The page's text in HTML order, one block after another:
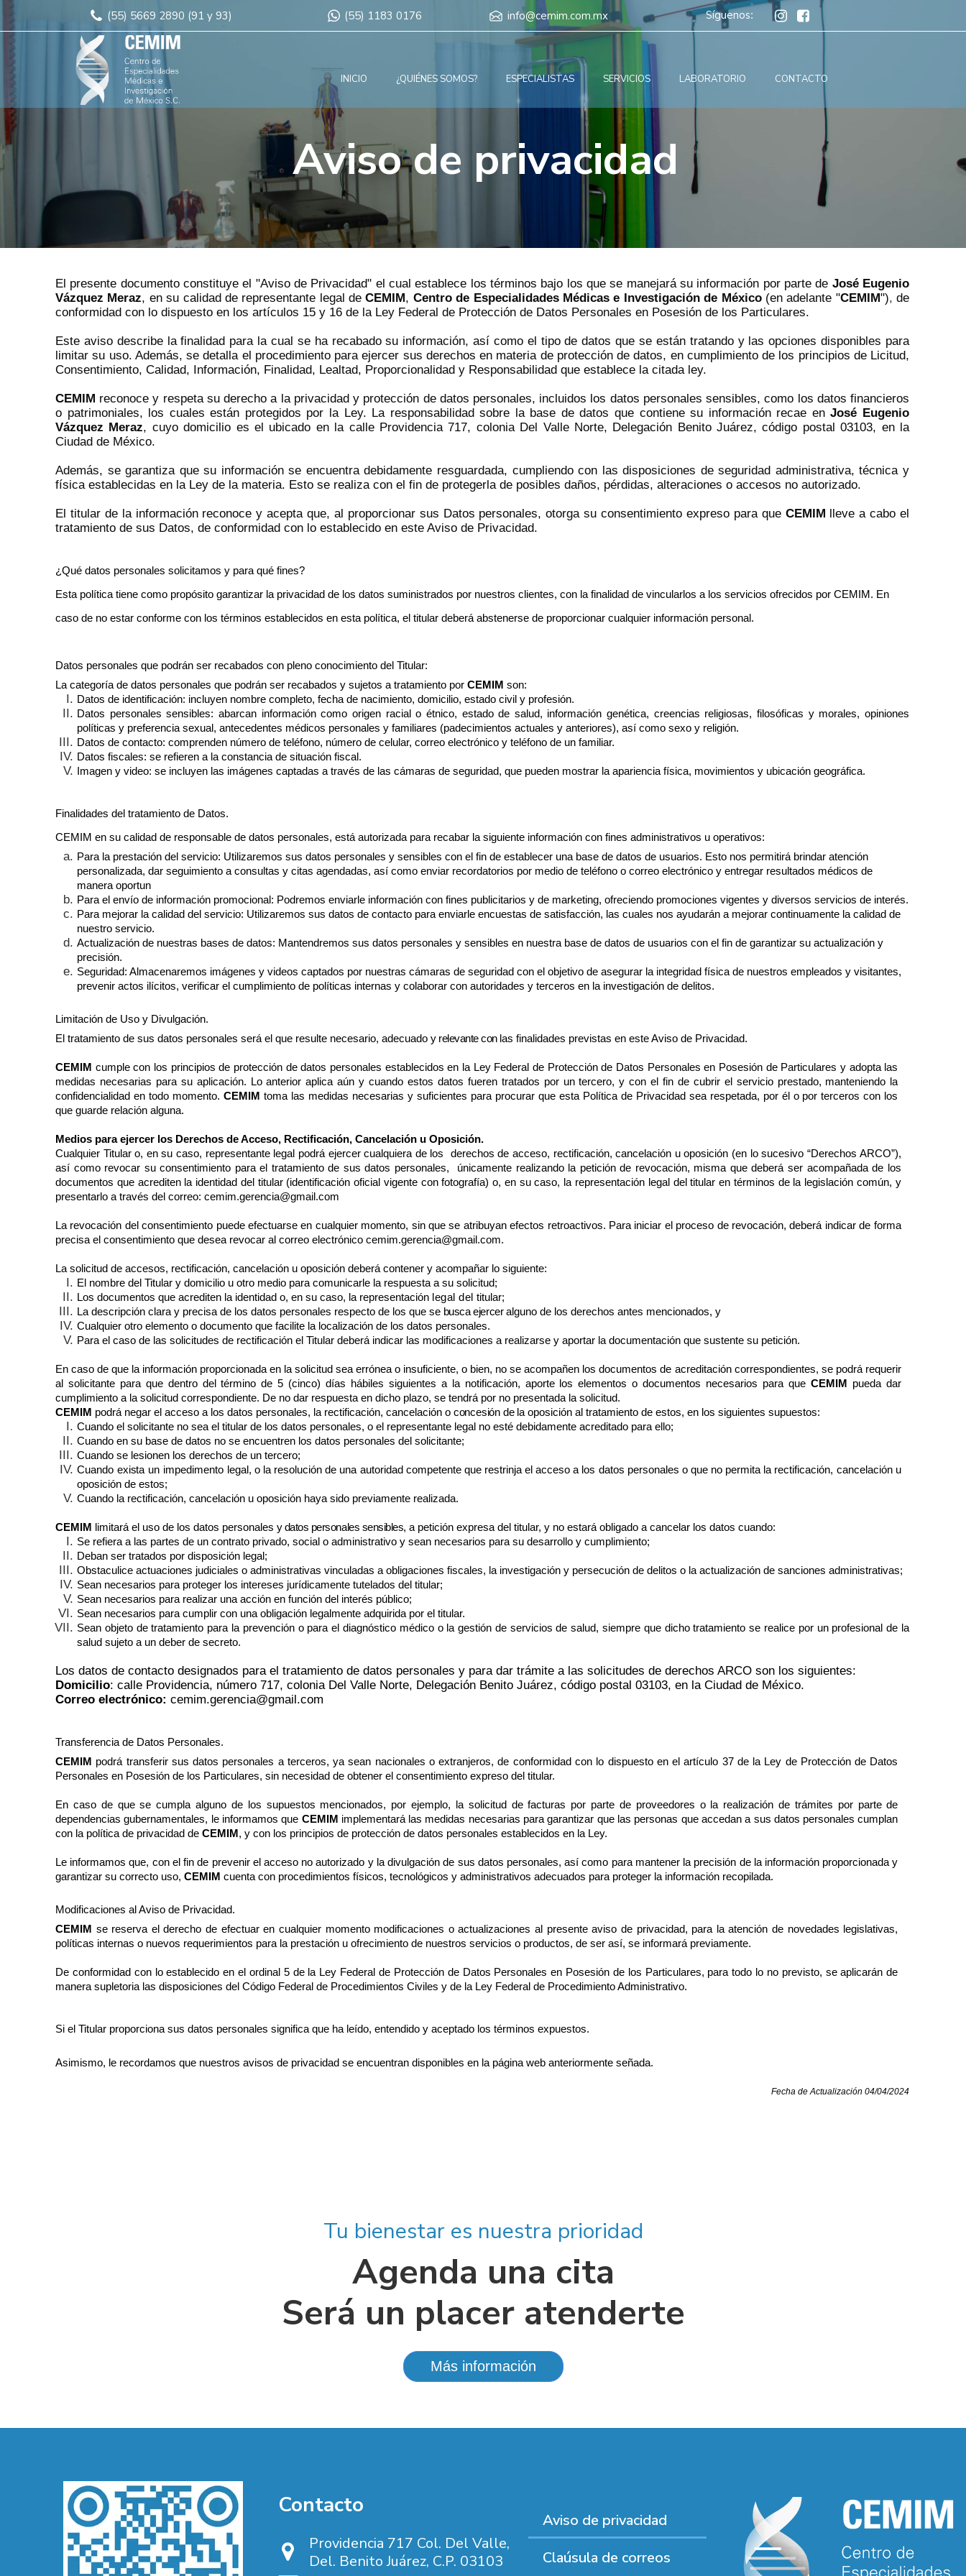
(55) 5669 2890 (91 y 93) (55) 1183 0176 info@cemim.com.mx Síguenos:
INICIO ¿QUIÉNES SOMOS? ESPECIALISTAS SERVICIOS LABORATORIO CONTACTO
Tu bienestar es nuestra prioridad
Más información
Aviso de privacidad
Aviso de privacidad
Claúsula de correos
Providencia 717 Col. Del Valle,
Del. Benito Juárez, C.P. 03103
Contacto
Agenda una cita
Será un placer atenderte
El presente documento constituye el "Aviso de Privacidad" el cual establece los términos bajo los que se manejará su información por parte de José Eugenio
Vázquez Meraz, en su calidad de representante legal deCEMIM, Centro de Especialidades Médicas e Investigación de México (en adelante "CEMIM"),de
conformidad con lo dispuesto en los artículos 15 y 16 de la Ley Federal de Protección de Datos Personales en Posesión de los Particulares.
Este aviso describe la finalidad para la cual se ha recabado su información, así como el tipo de datos que se están tratando y las opciones disponibles para
limitar su uso. Además, se detalla el procedimiento para ejercer sus derechos en materia de protección de datos, en cumplimiento de los principios de Licitud,
Consentimiento, Calidad, Información, Finalidad, Lealtad, Proporcionalidad y Responsabilidad que establece la citada ley.
CEMIM reconoce y respeta su derecho a la privacidad y protección de datos personales, incluidos los datos personales sensibles, como los datos financieros
o patrimoniales, los cuales están protegidos por la Ley. La responsabilidad sobre la base de datos que contiene su información recae enJosé Eugenio
Vázquez Meraz, cuyo domicilio es el ubicado en la calle Providencia 717, colonia Del Valle Norte, Delegación Benito Juárez, código postal 03103, en la
Ciudad de México.
Además, se garantiza que su información se encuentra debidamente resguardada, cumpliendo con las disposiciones de seguridad administrativa, técnica y
física establecidas en la Ley de la materia. Esto se realiza con el fin de protegerla de posibles daños, pérdidas, alteraciones o accesos no autorizado.
El titular de la información reconoce y acepta que, al proporcionar sus Datos personales, otorga su consentimiento expreso para que CEMIM lleve a cabo el
tratamiento de sus Datos, de conformidad con lo establecido en este Aviso de Privacidad.
¿Qué datos personales solicitamos y para qué fines?
Esta política tiene como propósito garantizar la privacidad de los datos suministrados por nuestros clientes, con la finalidad de vincularlos a los servicios ofrecidos por CEMIM . En
caso de no estar conforme con los términos establecidos en esta política, el titular deberá abstenerse de proporcionar cualquier información personal.
Datos personales que podrán ser recabados con pleno conocimiento del Titular:
La categoría de datos personales que podrán ser recabados y sujetos a tratamiento por CEMIM son:
Datos de identificación: incluyen nombre completo, fecha de nacimiento, domicilio, estado civil y profesión.
Datos personales sensibles: abarcan información como origen racial o étnico, estado de salud, información genética, creencias religiosas, filosóficas y morales, opiniones
políticas y preferencia sexual, antecedentes médicos personales y familiares (padecimientos actuales y anteriores), así como sexo y religión.
Datos de contacto: comprenden número de teléfono, número de celular, correo electrónico y teléfono de un familiar.
Datos fiscales: se refieren a la constancia de situación fiscal.
Imagen y video: se incluyen las imágenes captadas a través de las cámaras de seguridad, que pueden mostrar la apariencia física, movimientos y ubicación geográfica.
Finalidades del tratamiento de Datos.
CEMIM en su calidad de responsable de datos personales, está autorizada para recabar la siguiente información con fines administrativos u operativos:
Para la prestación del servicio: Utilizaremos sus datos personales y sensibles con el fin de establecer una base de datos de usuarios. Esto nos permitirá brindar atención
personalizada, dar seguimiento a consultas y citas agendadas, así como enviar recordatorios por medio de teléfono o correo electrónico y entregar resultados médicos de
manera oportun
Para el envío de información promocional : Podremos enviarle información con fines publicitarios y de marketing, ofreciendo promociones vigentes y diversos servicios de interés.
Para mejorar la calidad del servicio: Utilizaremos sus datos de contacto para enviarle encuestas de satisfacción, las cuales nos ayudarán a mejorar continuamente la calidad de
nuestro servicio.
Actualización de nuestras bases de datos: Mantendremos sus datos personales y sensibles en nuestra base de datos de usuarios con el fin de garantizar su actualización y
precisión.
Seguridad: Almacenaremos imágenes y videos captados por nuestras cámaras de seguridad con el objetivo de asegurar la integridad física de nuestros empleados y visitantes,
prevenir actos ilícitos, verificar el cumplimiento de políticas internas y colaborar con autoridades y terceros en la investigación de delitos.
Limitación de Uso y Divulgación.
El tratamiento de sus datos personales será el que resulte necesario, adecuado y relevante con las finalidades previstas en este Aviso de Privacidad.
CEMIM cumple con los principios de protección de datos personales establecidos en la Ley Federal de Protección de Datos Personales en Posesión de Particulares y adopta las
medidas necesarias para su aplicación. Lo anterior aplica aún y cuando estos datos fueren tratados por un tercero, y con el fin de cubrir el servicio prestado, manteniendo la
confidencialidad en todo momento. CEMIM toma las medidas necesarias y suficientes para procurar que esta Política de Privacidad sea respetada, por él o por terceros con los
que guarde relación alguna.
Medios para ejercer los Derechos de Acceso, Rectificación, Cancelación u Oposición.
Cualquier Titular o, en su caso, representante legal podrá ejercer cualquiera de los derechos de acceso, rectificación, cancelación u oposición (en lo sucesivo “Derechos ARCO”),
así como revocar su consentimiento para el tratamiento de sus datos personales, únicamente realizando la petición de revocación, misma que deberá ser acompañada de los
documentos que acrediten la identidad del titular (identificación oficial vigente con fotografía) o, en su caso, la representación legal del titular en términos de la legislación común, y
presentarlo a través del correo: cemim.gerencia@gmail.com
La revocación del consentimiento puede efectuarse en cualquier momento, sin que se atribuyan efectos retroactivos. Para iniciar el proceso de revocación, deberá indicar de forma
precisa el consentimiento que desea revocar al correo electrónico cemim.gerencia@gmail.com.
La solicitud de accesos, rectificación, cancelación u oposición deberá contener y acompañar lo siguiente:
El nombre del Titular y domicilio u otro medio para comunicarle la respuesta a su solicitud;
Los documentos que acrediten la identidad o, en su caso, la representación legal del titular;
La descripción clara y precisa de los datos personales respecto de los que se busca ejerceralguno de los derechos antes mencionados, y
Cualquier otro elemento o documento que facilite la localización de los datos personales.
Para el caso de las solicitudes de rectificación el Titular deberá indicar las modificaciones a realizarse y aportar la documentación que sustente su petición.
En caso de que la información proporcionada en la solicitud sea errónea o insuficiente, o bien, no se acompañen los documentos de acreditación correspondientes, se podrá requerir
al solicitante para que dentro del término de 5 (cinco) días hábiles siguientes a la notificación, aporte los elementos o documentos necesarios para que CEMIM
pueda dar
cumplimiento a la solicitud correspondiente. De no dar respuesta en dicho plazo, se tendrá por no presentada la solicitud.
CEMIM podrá negar el acceso a los datos personales, la rectificación, cancelación o concesión de laoposición al tratamiento de estos, en los siguientes supuestos:
Cuando el solicitante no sea el titular de los datos personales, o el representante legal no esté debidamente acreditado para ello;
Cuando en su base de datos no se encuentren los datos personales del solicitante;
Cuando se lesionen los derechos de un tercero;
Cuando exista un impedimento legal, o la resolución de una autoridad competente que restrinja el acceso a los datos personales o que no permita la rectificación, cancelación u
oposición de estos;
Cuando la rectificación, cancelación u oposición haya sido previamente realizada.
CEMIM limitará el uso de los datos personales y datos personales sensibles, a petición expresa del titular, y no estará obligado a cancelar los datos cuando:
Se refiera a las partes de un contrato privado, social o administrativo y sean necesarios para su desarrollo y cumplimiento;
Deban ser tratados por disposición legal;
Obstaculice actuaciones judiciales o administrativas vinculadas a obligaciones fiscales, la investigación y persecución de delitos o la actualización de sanciones administrativas;
Sean necesarios para proteger los intereses jurídicamente tutelados del titular;
Sean necesarios para realizar una acción en función del interés público;
Sean necesarios para cumplir con una obligación legalmente adquirida por el titular.
Sean objeto de tratamiento para la prevención o para el diagnóstico médico o la gestión de servicios de salud, siempre que dicho tratamiento se realice por un profesional de la
salud sujeto a un deber de secreto.
Los datos de contacto designados para el tratamiento de datos personales y para dar trámite a las solicitudes de derechos ARCO son los siguientes:
Domicilio: calle Providencia, número 717, colonia Del Valle Norte, Delegación Benito Juárez, código postal 03103, en la Ciudad de México.
Correo electrónico: cemim.gerencia@gmail.com
Transferencia de Datos Personales.
CEMIM podrá transferir sus datos personales a terceros, ya sean nacionales o extranjeros, de conformidad con lo dispuesto en el artículo 37 de la Ley de Protección de Datos
Personales en Posesión de los Particulares, sin necesidad de obtener el consentimiento expreso del titular.
En caso de que se cumpla alguno de los supuestos mencionados, por ejemplo, la solicitud de facturas por parte de proveedores o la realización de trámites por parte de
dependencias gubernamentales, le informamos que CEMIM implementará las medidas necesarias para garantizar que las personas que accedan a sus datos personales cumplan
con la política de privacidad de CEMIM , y con los principios de protección de datos personales establecidos en la Ley.
Le informamos que, con el fin de prevenir el acceso no autorizado y la divulgación de sus datos personales, así como para mantener la precisión de la información proporcionada y
garantizar su correcto uso, CEMIM cuenta con procedimientos físicos, tecnológicos y administrativos adecuados para proteger la información recopilada.
Modificaciones al Aviso de Privacidad.
CEMIM se reserva el derecho de efectuar en cualquier momento modificaciones o actualizaciones al presente aviso de privacidad, para la atención de novedades legislativas,
políticas internas o nuevos requerimientos para la prestación u ofrecimiento de nuestros servicios o productos, de ser así, se informará previamente.
De conformidad con lo establecido en el ordinal 5 de la Ley Federal de Protección de Datos Personales en Posesión de los Particulares, para todo lo no previsto, se aplicarán de
manera supletoria las disposiciones del Código Federal de Procedimientos Civiles y de la Ley Federal de Procedimiento Administrativo.
Si el Titular proporciona sus datos personales significa que ha leído, entendido y aceptado los términos expuestos.
Asimismo, le recordamos que nuestros avisos de privacidad se encuentran disponibles en la página web anteriormente señada.
Fecha de Actualización 04/04/2024